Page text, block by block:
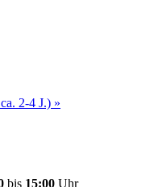
2-4 J.) »
bis 15:00 Uhr